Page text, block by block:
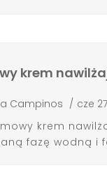
krem
Campinos / cze
krem
fazę wodną i